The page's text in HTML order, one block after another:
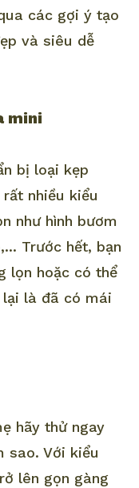
các gợi ý tạo
và siêu dễ
mini
bị loại kẹp
nhiều kiểu
như hình bươm
Trước hết, bạn
lọn hoặc có thể
là đã có mái
hãy thử ngay
sao. Với kiểu
lên gọn gàng